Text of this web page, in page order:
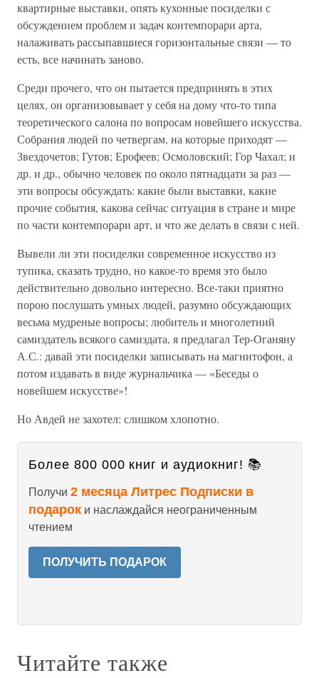
квартирные выставки, опять кухонные посиделки с
обсуждением проблем и задач контемпорари арта,
налаживать рассыпавшиеся горизонтальные связи — то
есть, все начинать заново.
Среди прочего, что он пытается предпринять в этих
целях, он организовывает у себя на дому что-то типа
теоретического салона по вопросам новейшего искусства.
Собрания людей по четвергам, на которые приходят —
Звездочетов; Гутов; Ерофеев; Осмоловский; Гор Чахал; и
др. и др., обычно человек по около пятнадцати за раз —
эти вопросы обсуждать: какие были выставки, какие
прочие события, какова сейчас ситуация в стране и мире
по части контемпорари арт, и что же делать в связи с ней.
Вывели ли эти посиделки современное искусство из
тупика, сказать трудно, но какое-то время это было
действительно довольно интересно. Все-таки приятно
порою послушать умных людей, разумно обсуждающих
весьма мудреные вопросы; любитель и многолетний
самиздатель всякого самиздата, я предлагал Тер-Оганяну
А.С.: давай эти посиделки записывать на магнитофон, а
потом издавать в виде журнальчика — «Беседы о
новейшем искусстве»!
Но Авдей не захотел: слишком хлопотно.
Более 800 000 книг и аудиокниг! 📚
Получи 2 месяца Литрес Подписки в
подарок и наслаждайся неограниченным
чтением
ПОЛУЧИТЬ ПОДАРОК
Читайте также